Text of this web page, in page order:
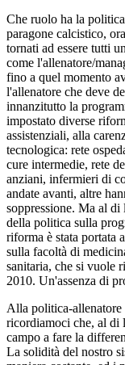
Che ruolo ha la
paragone calcistico,
tornati ad essere tutti
come l'allenatore/
fino a quel momento
l'allenatore che deve
innanzitutto la
impostato diverse
assistenziali, alla
tecnologica: rete
cure intermedie, rete
anziani, infermieri di
andate avanti, altre
soppressione. Ma al
della politica sulla
riforma è stata portata
sulla facoltà di
sanitaria, che si vuole
2010. Un'assenza di
Alla politica-allenatore
ricordiamoci che, al di
campo a fare la
La solidità del nostro